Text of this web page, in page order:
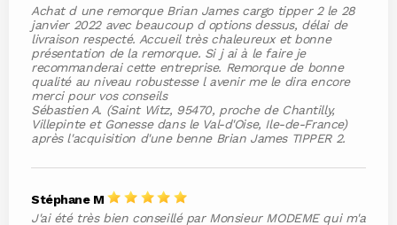
Achat d une remorque Brian James cargo tipper 2 le 28
janvier 2022 avec beaucoup d options dessus, délai de
livraison respecté. Accueil très chaleureux et bonne
présentation de la remorque. Si j ai à le faire je
recommanderai cette entreprise. Remorque de bonne
qualité au niveau robustesse l avenir me le dira encore
merci pour vos conseils
Sébastien A. (Saint Witz, 95470, proche de Chantilly,
Villepinte et Gonesse dans le Val-d'Oise, Ile-de-France)
après l'acquisition d'une benne Brian James TIPPER 2.
Stéphane M
J'ai été très bien conseillé par Monsieur MODEME qui m'a